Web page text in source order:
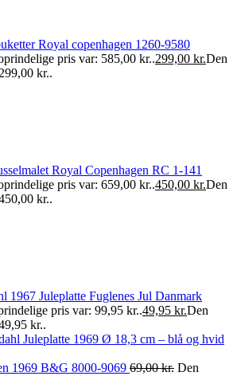
Royal copenhagen 1260-9580
pris var: 585,00 kr..299,00 kr.Den
kr..
Royal Copenhagen RC 1-141
pris var: 659,00 kr..450,00 kr.Den
kr..
1967 Juleplatte Fuglenes Jul Danmark
pris var: 99,95 kr..49,95 kr.Den
kr..
1969 B&G 8000-9069 69,00kr. Den